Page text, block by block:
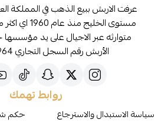
عرفت الاربش ببيع الذهب في المملكة
متوارثه عبر الاجيال على يد
الأربش رقم السجل التجاري 2050107964
روابط تهمك
سياسة الاستبدال والاسترجاع
حكم